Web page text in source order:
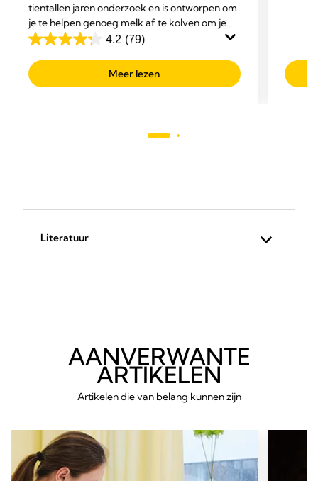
tientallen jaren onderzoek en is ontworpen om
je te helpen genoeg melk af te kolven om je
baby volledig met moedermelk te voeden.
4.2 (79)
4.2
van
de
Meer lezen
Literatuur
AANVERWANTE
ARTIKELEN
Artikelen die van belang kunnen zijn